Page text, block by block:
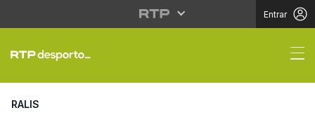
Entrar
Sébastien Ogier
RALIS